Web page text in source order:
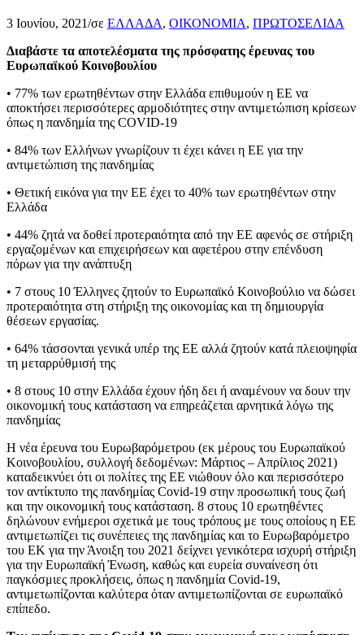
3 Ιουνίου, 2021/σε ΕΛΛΑΔΑ, ΟΙΚΟΝΟΜΙΑ, ΠΡΩΤΟΣΕΛΙΔΑ
Διαβάστε τα αποτελέσματα της πρόσφατης έρευνας του
Ευρωπαϊκού Κοινοβουλίου
• 77% των ερωτηθέντων στην Ελλάδα επιθυμούν η ΕΕ να
αποκτήσει περισσότερες αρμοδιότητες στην αντιμετώπιση κρίσεων
όπως η πανδημία της COVID-19
• 84% των Ελλήνων γνωρίζουν τι έχει κάνει η ΕΕ για την
αντιμετώπιση της πανδημίας
• Θετική εικόνα για την ΕΕ έχει το 40% των ερωτηθέντων στην
Ελλάδα
• 44% ζητά να δοθεί προτεραιότητα από την ΕΕ αφενός σε στήριξη
εργαζομένων και επιχειρήσεων και αφετέρου στην επένδυση
πόρων για την ανάπτυξη
• 7 στους 10 Έλληνες ζητούν το Ευρωπαϊκό Κοινοβούλιο να δώσει
προτεραιότητα στη στήριξη της οικονομίας και τη δημιουργία
θέσεων εργασίας.
• 64% τάσσονται γενικά υπέρ της ΕΕ αλλά ζητούν κατά πλειοψηφία
τη μεταρρύθμισή της
• 8 στους 10 στην Ελλάδα έχουν ήδη δει ή αναμένουν να δουν την
οικονομική τους κατάσταση να επηρεάζεται αρνητικά λόγω της
πανδημίας
Η νέα έρευνα του Ευρωβαρόμετρου (εκ μέρους του Ευρωπαϊκού
Κοινοβουλίου, συλλογή δεδομένων: Μάρτιος – Απρίλιος 2021)
καταδεικνύει ότι οι πολίτες της ΕΕ νιώθουν όλο και περισσότερο
τον αντίκτυπο της πανδημίας Covid-19 στην προσωπική τους ζωή
και την οικονομική τους κατάσταση. 8 στους 10 ερωτηθέντες
δηλώνουν ενήμεροι σχετικά με τους τρόπους με τους οποίους η ΕΕ
αντιμετωπίζει τις συνέπειες της πανδημίας και το Ευρωβαρόμετρο
του ΕΚ για την Άνοιξη του 2021 δείχνει γενικότερα ισχυρή στήριξη
για την Ευρωπαϊκή Ένωση, καθώς και ευρεία συναίνεση ότι
παγκόσμιες προκλήσεις, όπως η πανδημία Covid-19,
αντιμετωπίζονται καλύτερα όταν αντιμετωπίζονται σε ευρωπαϊκό
επίπεδο.